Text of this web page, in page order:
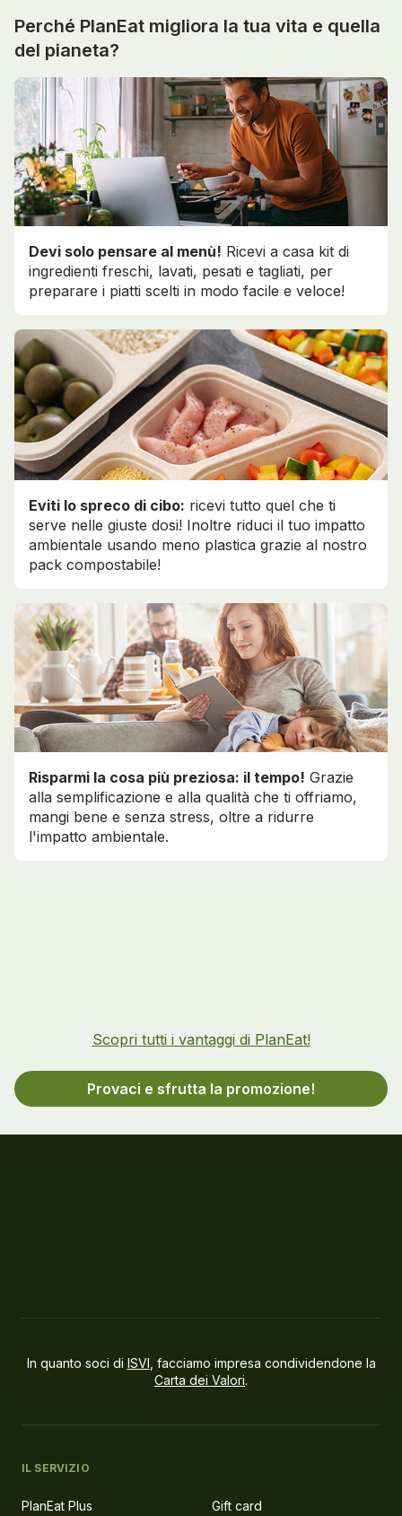
Perché PlanEat migliora la tua vita e quella
del pianeta?
Devi solo pensare al menù! Ricevi a casa kit di
ingredienti freschi, lavati, pesati e tagliati, per
preparare i piatti scelti in modo facile e veloce!
Eviti lo spreco di cibo: ricevi tutto quel che ti
serve nelle giuste dosi! Inoltre riduci il tuo impatto
ambientale usando meno plastica grazie al nostro
pack compostabile!
Risparmi la cosa più preziosa: il tempo! Grazie
alla semplificazione e alla qualità che ti offriamo,
mangi bene e senza stress, oltre a ridurre
l'impatto ambientale.
Scopri tutti i vantaggi di PlanEat!
Provaci e sfrutta la promozione!
In quanto soci di ISVI , facciamo impresa condividendone la
Carta dei Valori.
IL SERVIZIO
PlanEat Plus Gift card